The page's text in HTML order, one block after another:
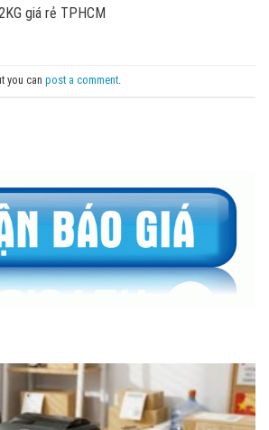
giá rẻ TPHCM
you can post a comment.